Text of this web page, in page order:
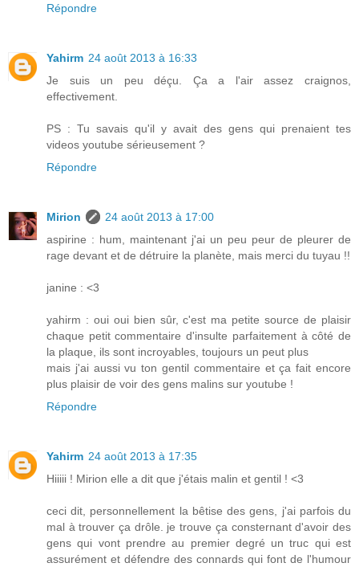
Répondre
Yahirm 24 août 2013 à 16:33
Je suis un peu déçu. Ça a l'air assez craignos,
effectivement.
PS : Tu savais qu'il y avait des gens qui prenaient tes
videos youtube sérieusement ?
Répondre
Mirion
24 août 2013 à 17:00
aspirine : hum, maintenant j'ai un peu peur de pleurer de
rage devant et de détruire la planète, mais merci du tuyau !!
janine : <3
yahirm : oui oui bien sûr, c'est ma petite source de plaisir
chaque petit commentaire d'insulte parfaitement à côté de
la plaque, ils sont incroyables, toujours un peut plus
mais j'ai aussi vu ton gentil commentaire et ça fait encore
plus plaisir de voir des gens malins sur youtube !
Répondre
Yahirm 24 août 2013 à 17:35
Hiiiii ! Mirion elle a dit que j'étais malin et gentil ! <3
ceci dit, personnellement la bêtise des gens, j'ai parfois du
mal à trouver ça drôle. je trouve ça consternant d'avoir des
gens qui vont prendre au premier degré un truc qui est
assurément et défendre des connards qui font de l'humour